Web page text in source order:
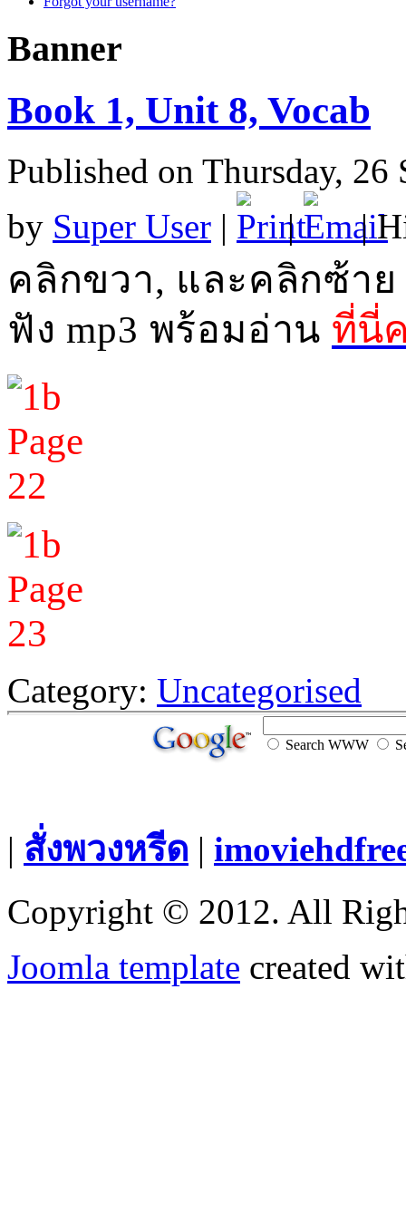
Banner
Book 1, Unit 8, Vocab
Published on Thursday, 26
by Super User | | |
คลิกขวา, และคลิกซ้าย
ฟัง mp3 พร้อมอ่าน ที่นี่
Category: Uncategorised
Search WWW
| สั่งพวงหรีด |
Copyright © 2012. All
Joomla template created